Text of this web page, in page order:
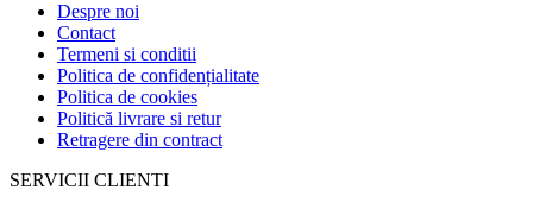
Despre noi
Contact
Termeni si conditii
Politica de confidențialitate
Politica de cookies
Politică livrare si retur
Retragere din contract
SERVICII CLIENTI